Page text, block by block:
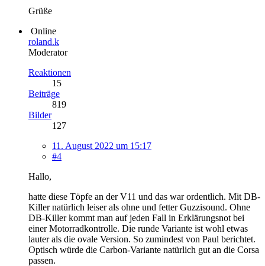
Grüße
Online
roland.k
Moderator
Reaktionen
15
Beiträge
819
Bilder
127
11. August 2022 um 15:17
#4
Hallo,
hatte diese Töpfe an der V11 und das war ordentlich. Mit DB-
Killer natürlich leiser als ohne und fetter Guzzisound. Ohne
DB-Killer kommt man auf jeden Fall in Erklärungsnot bei
einer Motorradkontrolle. Die runde Variante ist wohl etwas
lauter als die ovale Version. So zumindest von Paul berichtet.
Optisch würde die Carbon-Variante natürlich gut an die Corsa
passen.